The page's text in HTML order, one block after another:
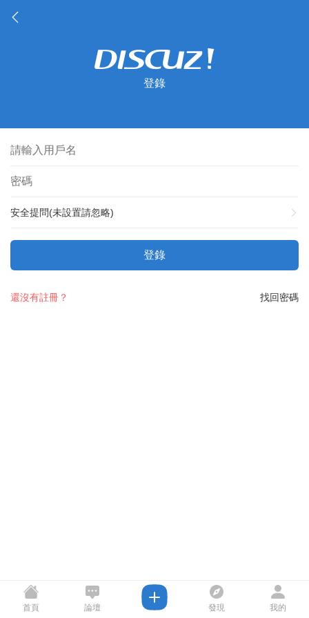
登錄
安全提問(未設置請忽略)
登錄
找回密碼
還沒有註冊？
首頁 論壇 發現 我的